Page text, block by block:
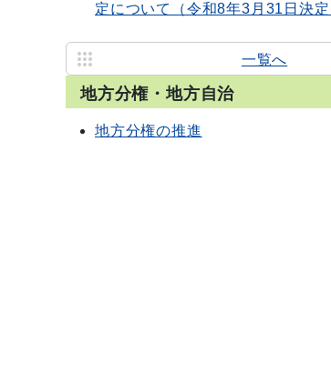
定について（令和8年3月31日決定
一覧へ
地方分権・地方自治
地方分権の推進